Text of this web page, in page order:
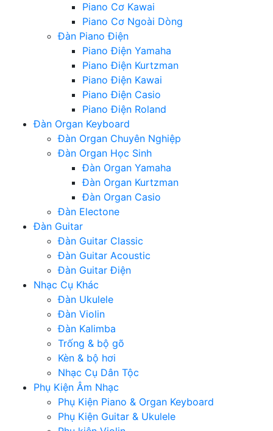
Piano Cơ Kawai
Piano Cơ Ngoài Dòng
Đàn Piano Điện
Piano Điện Yamaha
Piano Điện Kurtzman
Piano Điện Kawai
Piano Điện Casio
Piano Điện Roland
Đàn Organ Keyboard
Đàn Organ Chuyên Nghiệp
Đàn Organ Học Sinh
Đàn Organ Yamaha
Đàn Organ Kurtzman
Đàn Organ Casio
Đàn Electone
Đàn Guitar
Đàn Guitar Classic
Đàn Guitar Acoustic
Đàn Guitar Điện
Nhạc Cụ Khác
Đàn Ukulele
Đàn Violin
Đàn Kalimba
Trống & bộ gõ
Kèn & bộ hơi
Nhạc Cụ Dân Tộc
Phụ Kiện Âm Nhạc
Phụ Kiện Piano & Organ Keyboard
Phụ Kiện Guitar & Ukulele